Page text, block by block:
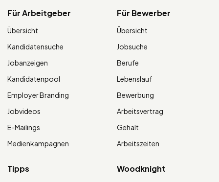
Für Arbeitgeber
Übersicht
Kandidatensuche
Jobanzeigen
Kandidatenpool
Employer Branding
Jobvideos
E-Mailings
Medienkampagnen
Für Bewerber
Übersicht
Jobsuche
Berufe
Lebenslauf
Bewerbung
Arbeitsvertrag
Gehalt
Arbeitszeiten
Tipps Woodknight